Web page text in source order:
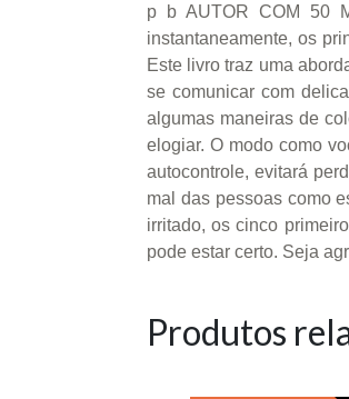
p b AUTOR COM 50
instantaneamente, os
Este livro traz uma
se comunicar com
algumas maneiras de
elogiar. O modo como
autocontrole, evitará
mal das pessoas como
irritado, os cinco
pode estar certo. Seja
Produtos